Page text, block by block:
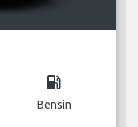
local_gas_station
Bensin